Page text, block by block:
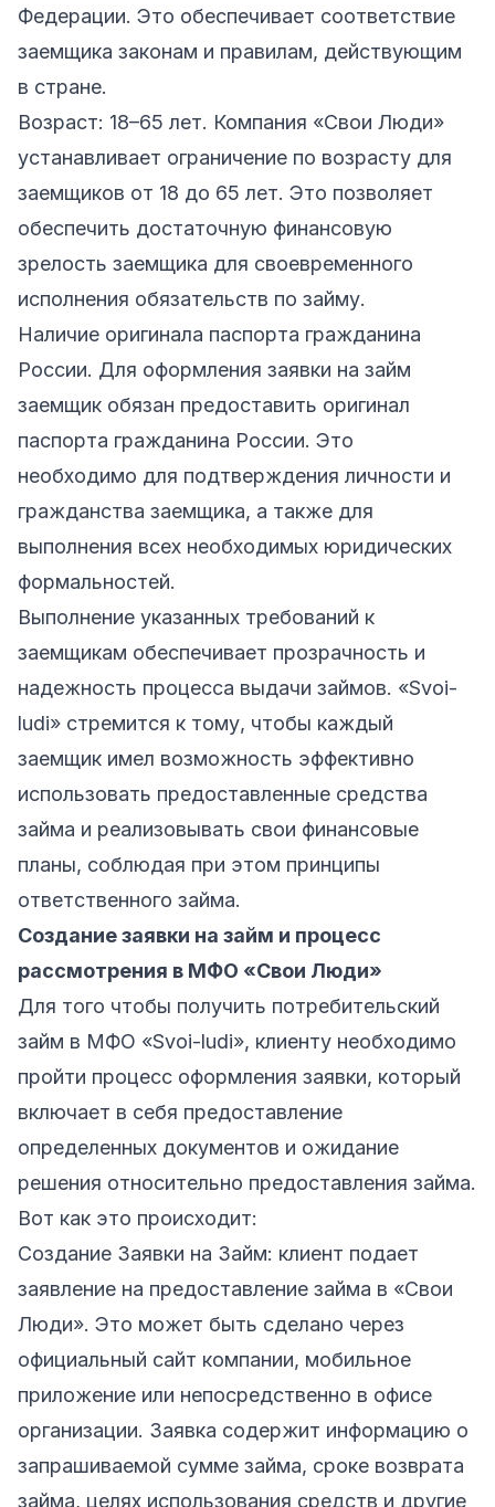
Федерации. Это обеспечивает соответствие
заемщика законам и правилам, действующим
в стране.
Возраст: 18–65 лет. Компания «Свои Люди»
устанавливает ограничение по возрасту для
заемщиков от 18 до 65 лет. Это позволяет
обеспечить достаточную финансовую
зрелость заемщика для своевременного
исполнения обязательств по займу.
Наличие оригинала паспорта гражданина
России. Для оформления заявки на займ
заемщик обязан предоставить оригинал
паспорта гражданина России. Это
необходимо для подтверждения личности и
гражданства заемщика, а также для
выполнения всех необходимых юридических
формальностей.
Выполнение указанных требований к
заемщикам обеспечивает прозрачность и
надежность процесса выдачи займов. «Svoi-
ludi» стремится к тому, чтобы каждый
заемщик имел возможность эффективно
использовать предоставленные средства
займа и реализовывать свои финансовые
планы, соблюдая при этом принципы
ответственного займа.
Создание заявки на займ и процесс
рассмотрения в МФО «Свои Люди»
Для того чтобы получить потребительский
займ в МФО «Svoi-ludi», клиенту необходимо
пройти процесс оформления заявки, который
включает в себя предоставление
определенных документов и ожидание
решения относительно предоставления займа.
Вот как это происходит:
Создание Заявки на Займ: клиент подает
заявление на предоставление займа в «Свои
Люди». Это может быть сделано через
официальный сайт компании, мобильное
приложение или непосредственно в офисе
организации. Заявка содержит информацию о
запрашиваемой сумме займа, сроке возврата
займа, целях использования средств и другие